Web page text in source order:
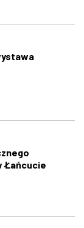
Łańcucie